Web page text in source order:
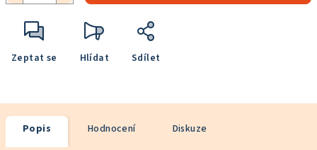
Zeptat se Hlídat Sdílet
Popis Hodnocení Diskuze